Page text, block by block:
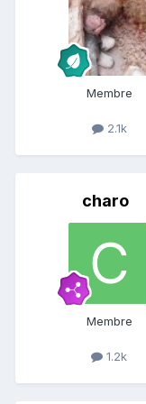
Membre
2.1k
charo
Membre
1.2k